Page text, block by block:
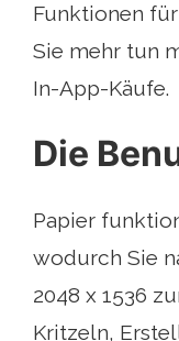
Funktionen
Sie mehr tun
In-App-Käufe.
Die
Papier
wodurch Sie
2048 x 1536
Kritzeln,